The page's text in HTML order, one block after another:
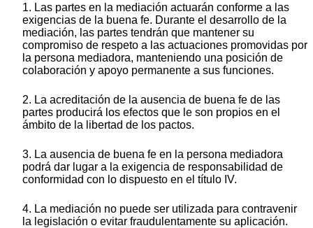
1. Las partes en la mediación actuarán conforme a las
exigencias de la buena fe. Durante el desarrollo de la
mediación, las partes tendrán que mantener su
compromiso de respeto a las actuaciones promovidas por
la persona mediadora, manteniendo una posición de
colaboración y apoyo permanente a sus funciones.
2. La acreditación de la ausencia de buena fe de las
partes producirá los efectos que le son propios en el
ámbito de la libertad de los pactos.
3. La ausencia de buena fe en la persona mediadora
podrá dar lugar a la exigencia de responsabilidad de
conformidad con lo dispuesto en el título IV.
4. La mediación no puede ser utilizada para contravenir
la legislación o evitar fraudulentamente su aplicación.